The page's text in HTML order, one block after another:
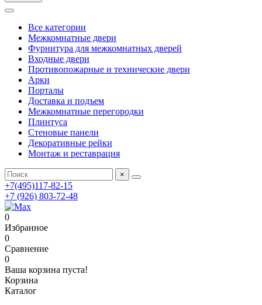
Все категории
Межкомнатные двери
Фурнитура для межкомнатных дверей
Входные двери
Противопожарные и технические двери
Арки
Порталы
Доставка и подъем
Межкомнатные перегородки
Плинтуса
Стеновые панели
Декоративные рейки
Монтаж и реставрация
×
+7(495)117-82-15
+7 (926) 803-72-48
0
Избранное
0
Сравнение
0
Ваша корзина пуста!
Корзина
Каталог